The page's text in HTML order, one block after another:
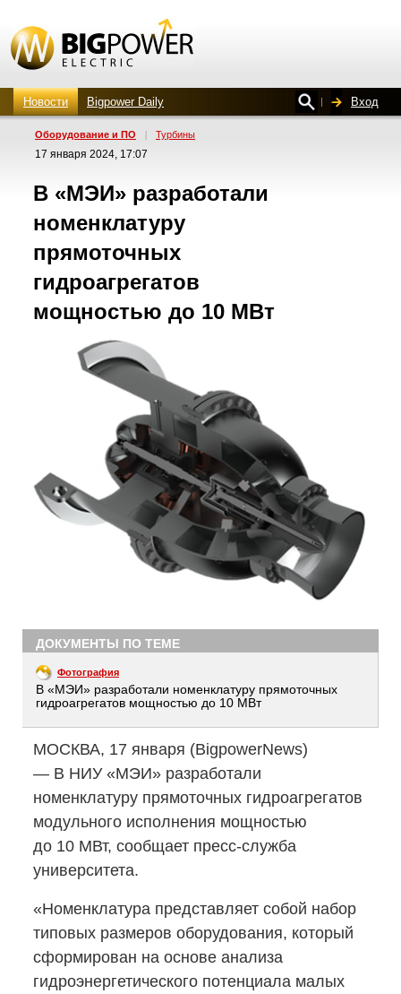
Новости Bigpower Daily Вход
Оборудование и ПО | Турбины
17 января 2024, 17:07
В «МЭИ» разработали
номенклатуру
прямоточных
гидроагрегатов
мощностью до 10 МВт
ДОКУМЕНТЫ ПО ТЕМЕ
Фотография
В «МЭИ» разработали номенклатуру прямоточных
гидроагрегатов мощностью до 10 МВт
МОСКВА, 17 января (BigpowerNews)
— В НИУ «МЭИ» разработали
номенклатуру прямоточных гидроагрегатов
модульного исполнения мощностью
до 10 МВт, сообщает пресс-служба
университета.
«Номенклатура представляет собой набор
типовых размеров оборудования, который
сформирован на основе анализа
гидроэнергетического потенциала малых